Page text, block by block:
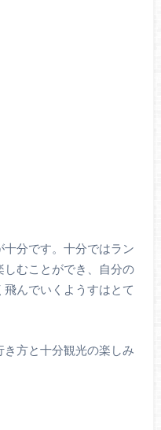
分です。十分ではラン
しむことができ、自分の
んでいくようすはとて
方と十分観光の楽しみ